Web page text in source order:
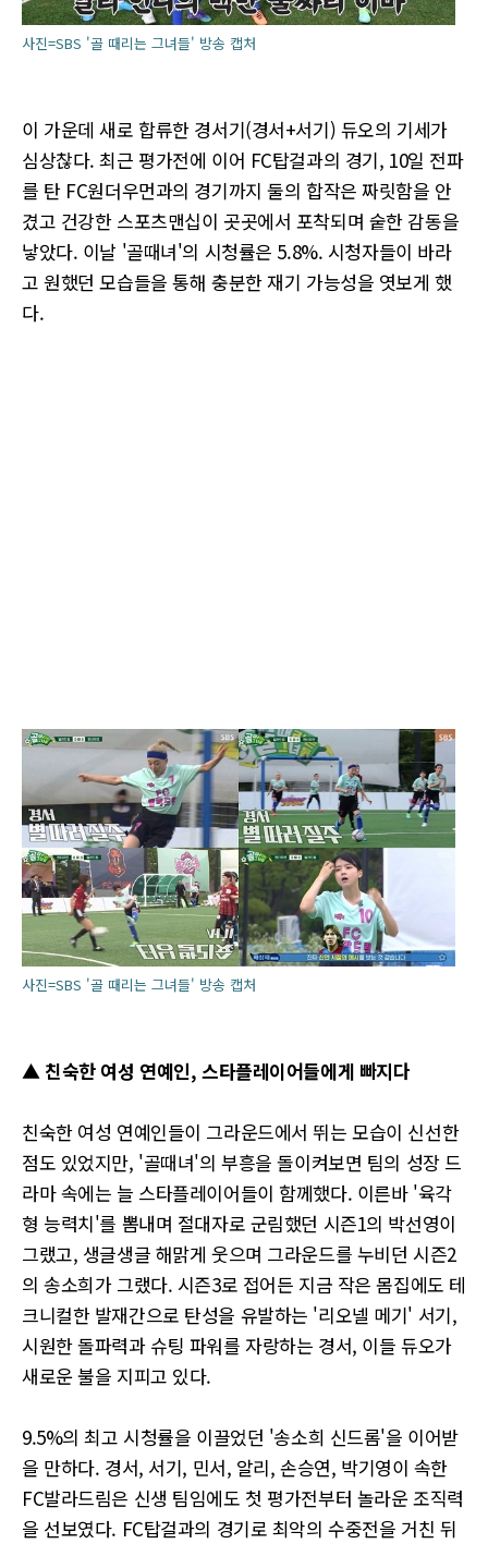
사진=SBS '골 때리는 그녀들' 방송 캡처
이 가운데 새로 합류한 경서기(경서+서기) 듀오의 기세가
심상찮다. 최근 평가전에 이어 FC탑걸과의 경기, 10일 전파
를 탄 FC원더우먼과의 경기까지 둘의 합작은 짜릿함을 안
겼고 건강한 스포츠맨십이 곳곳에서 포착되며 숱한 감동을
낳았다. 이날 '골때녀'의 시청률은 5.8%. 시청자들이 바라
고 원했던 모습들을 통해 충분한 재기 가능성을 엿보게 했
다.
사진=SBS '골 때리는 그녀들' 방송 캡처
▲ 친숙한 여성 연예인, 스타플레이어들에게 빠지다
친숙한 여성 연예인들이 그라운드에서 뛰는 모습이 신선한
점도 있었지만, '골때녀'의 부흥을 돌이켜보면 팀의 성장 드
라마 속에는 늘 스타플레이어들이 함께했다. 이른바 '육각
형 능력치'를 뽐내며 절대자로 군림했던 시즌1의 박선영이
그랬고, 생글생글 해맑게 웃으며 그라운드를 누비던 시즌2
의 송소희가 그랬다. 시즌3로 접어든 지금 작은 몸집에도 테
크니컬한 발재간으로 탄성을 유발하는 '리오넬 메기' 서기,
시원한 돌파력과 슈팅 파워를 자랑하는 경서, 이들 듀오가
새로운 불을 지피고 있다.
9.5%의 최고 시청률을 이끌었던 '송소희 신드롬'을 이어받
을 만하다. 경서, 서기, 민서, 알리, 손승연, 박기영이 속한
FC발라드림은 신생 팀임에도 첫 평가전부터 놀라운 조직력
을 선보였다. FC탑걸과의 경기로 최악의 수중전을 거친 뒤